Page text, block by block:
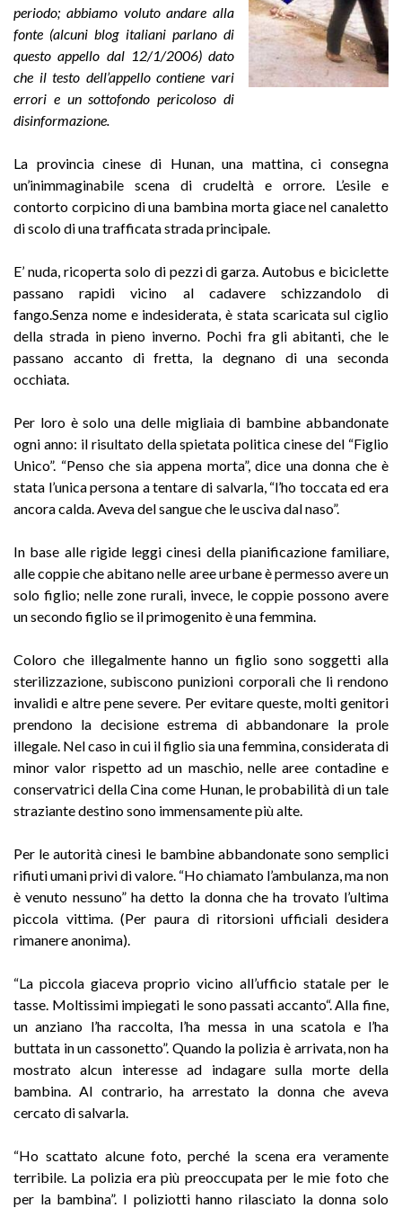
periodo; abbiamo voluto andare alla
fonte (alcuni blog italiani parlano di
questo appello dal 12/1/2006) dato
che il testo dell’appello contiene vari
errori e un sottofondo pericoloso di
disinformazione.
La provincia cinese di Hunan, una mattina, ci consegna
un’inimmaginabile scena di crudeltà e orrore. L’esile e
contorto corpicino di una bambina morta giace nel canaletto
di scolo di una trafficata strada principale.
E’ nuda, ricoperta solo di pezzi di garza. Autobus e biciclette
passano rapidi vicino al cadavere schizzandolo di
fango.Senza nome e indesiderata, è stata scaricata sul ciglio
della strada in pieno inverno. Pochi fra gli abitanti, che le
passano accanto di fretta, la degnano di una seconda
occhiata.
Per loro è solo una delle migliaia di bambine abbandonate
ogni anno: il risultato della spietata politica cinese del “Figlio
Unico”. “Penso che sia appena morta”, dice una donna che è
stata l’unica persona a tentare di salvarla, “l’ho toccata ed era
ancora calda. Aveva del sangue che le usciva dal naso”.
In base alle rigide leggi cinesi della pianificazione familiare,
alle coppie che abitano nelle aree urbane è permesso avere un
solo figlio; nelle zone rurali, invece, le coppie possono avere
un secondo figlio se il primogenito è una femmina.
Coloro che illegalmente hanno un figlio sono soggetti alla
sterilizzazione, subiscono punizioni corporali che li rendono
invalidi e altre pene severe. Per evitare queste, molti genitori
prendono la decisione estrema di abbandonare la prole
illegale. Nel caso in cui il figlio sia una femmina, considerata di
minor valor rispetto ad un maschio, nelle aree contadine e
conservatrici della Cina come Hunan, le probabilità di un tale
straziante destino sono immensamente più alte.
Per le autorità cinesi le bambine abbandonate sono semplici
rifiuti umani privi di valore. “Ho chiamato l’ambulanza, ma non
è venuto nessuno” ha detto la donna che ha trovato l’ultima
piccola vittima. (Per paura di ritorsioni ufficiali desidera
rimanere anonima).
“La piccola giaceva proprio vicino all’ufficio statale per le
tasse. Moltissimi impiegati le sono passati accanto“. Alla fine,
un anziano l’ha raccolta, l’ha messa in una scatola e l’ha
buttata in un cassonetto”. Quando la polizia è arrivata, non ha
mostrato alcun interesse ad indagare sulla morte della
bambina. Al contrario, ha arrestato la donna che aveva
cercato di salvarla.
“Ho scattato alcune foto, perché la scena era veramente
terribile. La polizia era più preoccupata per le mie foto che
per la bambina”. I poliziotti hanno rilasciato la donna solo